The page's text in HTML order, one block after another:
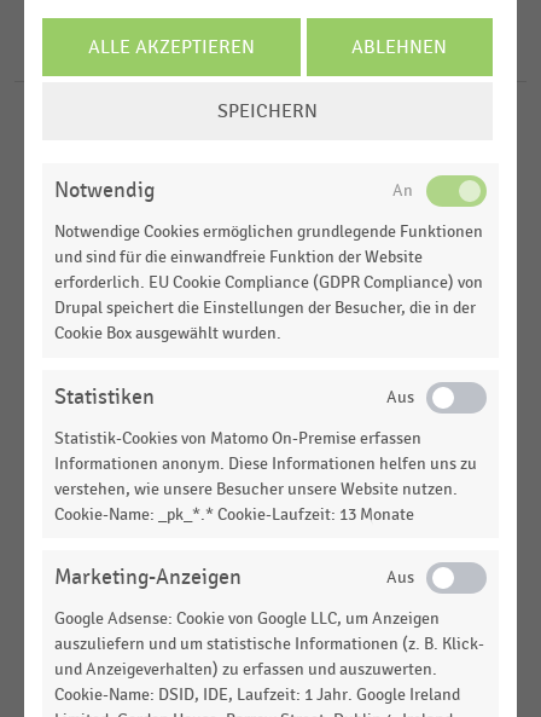
Ergebnisse fürFachhandel
der Rewe Group in Deutschland (2013-2025)
ELEKTROFACHHANDEL|STATISTIK
Anzahl der Elektrofachmärkte Interdiscount in der
Schweiz (2006-2025)
AUGENOPTIKER|STATISTIK
Marketinggruppen in Deutschland (2022-2024)
LEBENSMITTELHANDEL|STATISTIK
Umsatz im deutschen Facheinzelhandel mit
Lebensmitteln usw. in Verkaufsräumen (2018-
2024)
Zoofachhandel
BRANCHEN
Elektrofachhandel
Bau- und Heimwerkermärkte
2022
Österreich
Weltweit
MEHR ANZEIGEN
ALLE AKZEPTIEREN ABLEHNEN
SPEICHERN
Notwendig
Notwendige Cookies ermöglichen grundlegende Funktionen
und sind für die einwandfreie Funktion der Website
erforderlich. EU Cookie Compliance (GDPR Compliance) von
Drupal speichert die Einstellungen der Besucher, die in der
Cookie Box ausgewählt wurden.
Statistiken
Statistik-Cookies von Matomo On-Premise erfassen
Informationen anonym. Diese Informationen helfen uns zu
verstehen, wie unsere Besucher unsere Website nutzen.
Cookie-Name: _pk_*.* Cookie-Laufzeit: 13 Monate
Marketing-Anzeigen
Google Adsense: Cookie von Google LLC, um Anzeigen
auszuliefern und um statistische Informationen (z. B. Klick-
und Anzeigeverhalten) zu erfassen und auszuwerten.
Cookie-Name: DSID, IDE, Laufzeit: 1 Jahr. Google Ireland